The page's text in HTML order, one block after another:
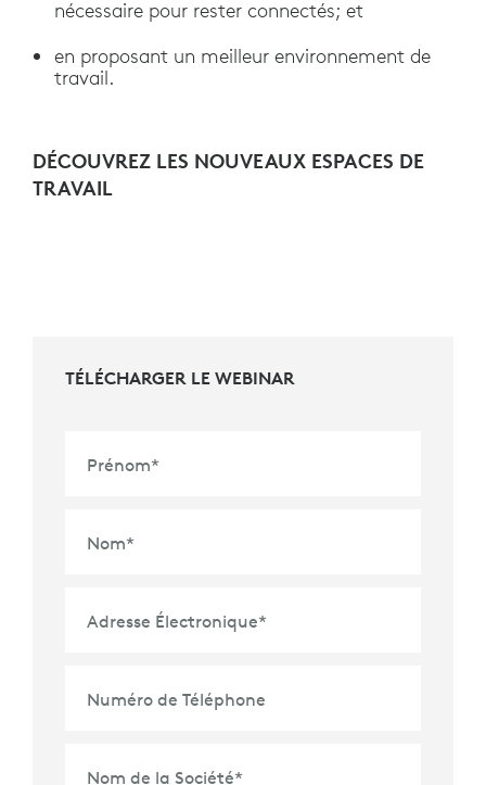
nécessaire pour rester connectés; et
en proposant un meilleur environnement de
travail.
DÉCOUVREZ LES NOUVEAUX ESPACES DE
TRAVAIL
TÉLÉCHARGER LE WEBINAR
Prénom*
Nom*
Adresse Électronique*
Numéro de Téléphone
Nom de la Société*